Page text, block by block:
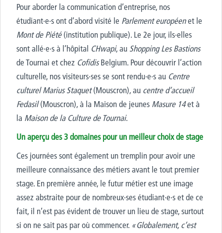
Pour aborder la communication d’entreprise, nos
étudiant·e·s ont d’abord visité le Parlement européenet le
Mont de Piété(institution publique). Le 2e jour, ils·elles
sont allé·e·s à l’hôpital CHwapi, au Shopping Les Bastions
de Tournai et chez CofidisBelgium. Pour découvrir l’action
culturelle, nos visiteurs·ses se sont rendu·e·s au Centre
culturel Marius Staquet(Mouscron), au centre d’accueil
Fedasil(Mouscron), à la Maison de jeunes Masure 14et à
la Maison de la Culture de Tournai.
Un aperçu des 3 domaines pour un meilleur choix de stage
Ces journées sont également un tremplin pouravoir une
meilleure connaissance des métiers avant le tout premier
stage. En première année, le futur métier est une image
assez abstraite pour de nombreux·ses étudiant·e·s et de ce
fait, il n’est pas évident de trouver un lieu de stage, surtout
si on ne sait pas par où commencer. « Globalement, c’est